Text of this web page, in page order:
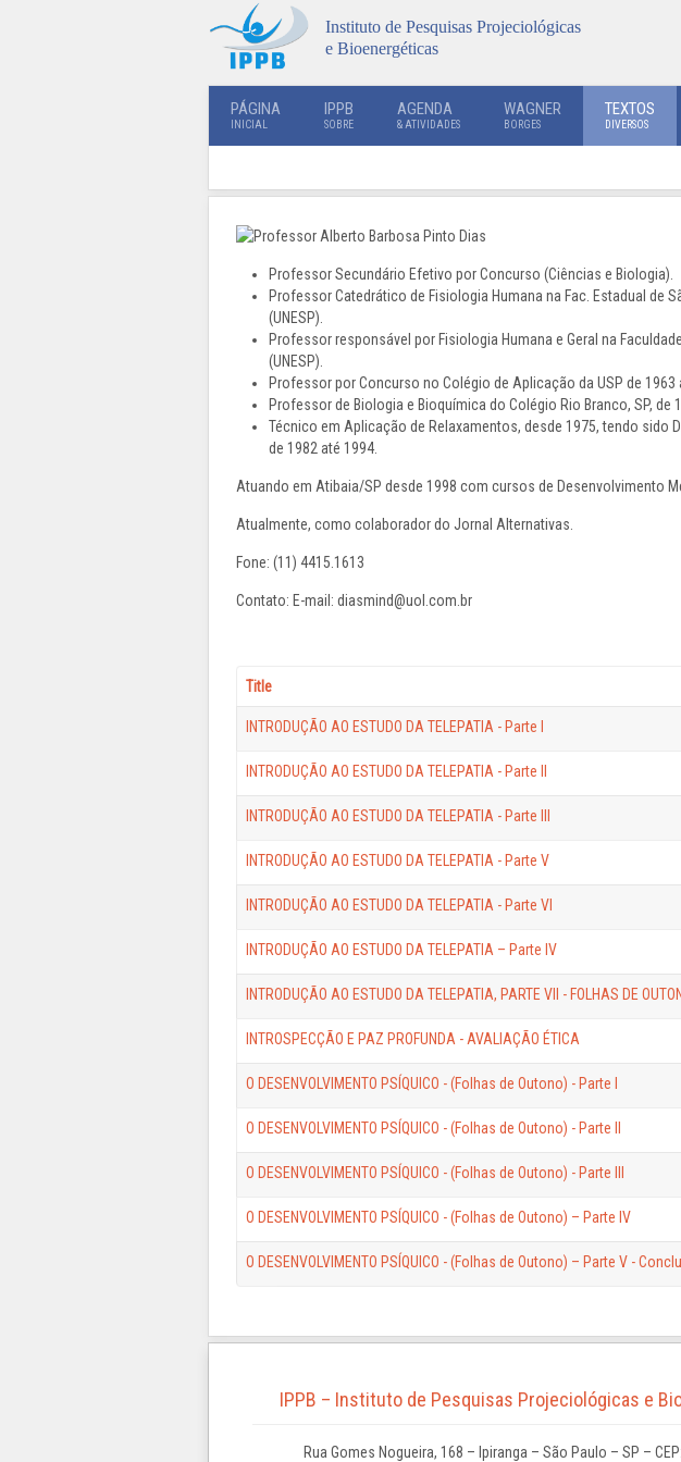
Instituto de Pesquisas Projeciológicas
e Bioenergéticas
PÁGINA
INICIAL
IPPB
SOBRE
AGENDA
& ATIVIDADES
WAGNER
BORGES
TEXTOS
DIVERSOS
Professor Secundário Efetivo por Concurso (Ciências e Biologia).
Professor Catedrático de Fisiologia Humana na Fac. Estadual de
(UNESP).
Professor responsável por Fisiologia Humana e Geral na
(UNESP).
Professor por Concurso no Colégio de Aplicação da USP de 1963
Professor de Biologia e Bioquímica do Colégio Rio Branco, SP, de
Técnico em Aplicação de Relaxamentos, desde 1975, tendo sido
de 1982 até 1994.
Atuando em Atibaia/SP desde 1998 com cursos de Desenvolvimento
Atualmente, como colaborador do Jornal Alternativas.
Fone: (11) 4415.1613
Contato: E-mail: diasmind@uol.com.br
Title
INTRODUÇÃO AO ESTUDO DA TELEPATIA - Parte I
INTRODUÇÃO AO ESTUDO DA TELEPATIA - Parte II
INTRODUÇÃO AO ESTUDO DA TELEPATIA - Parte III
INTRODUÇÃO AO ESTUDO DA TELEPATIA - Parte V
INTRODUÇÃO AO ESTUDO DA TELEPATIA - Parte VI
INTRODUÇÃO AO ESTUDO DA TELEPATIA – Parte IV
INTRODUÇÃO AO ESTUDO DA TELEPATIA, PARTE VII - FOLHAS DE
INTROSPECÇÃO E PAZ PROFUNDA - AVALIAÇÃO ÉTICA
O DESENVOLVIMENTO PSÍQUICO - (Folhas de Outono) - Parte I
O DESENVOLVIMENTO PSÍQUICO - (Folhas de Outono) - Parte II
O DESENVOLVIMENTO PSÍQUICO - (Folhas de Outono) - Parte III
O DESENVOLVIMENTO PSÍQUICO - (Folhas de Outono) – Parte IV
O DESENVOLVIMENTO PSÍQUICO - (Folhas de Outono) – Parte V -
IPPB – Instituto de Pesquisas Projeciológicas e
Rua Gomes Nogueira, 168 – Ipiranga – São Paulo – SP –